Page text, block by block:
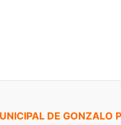
DE GONZALO